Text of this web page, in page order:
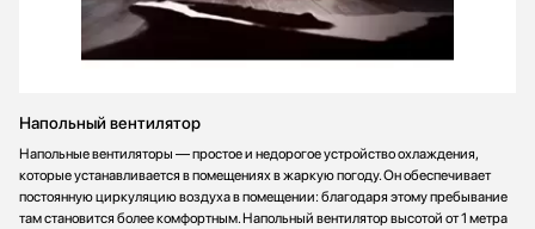
Напольный вентилятор
Напольные вентиляторы — простое и недорогое устройство охлаждения,
которые устанавливается в помещениях в жаркую погоду. Он обеспечивает
постоянную циркуляцию воздуха в помещении: благодаря этому пребывание
там становится более комфортным. Напольный вентилятор высотой от 1 метра